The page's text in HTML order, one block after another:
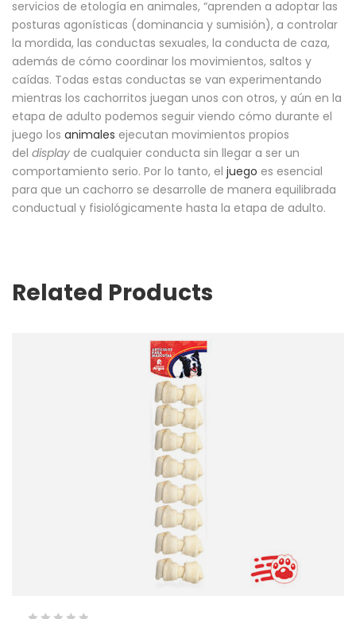
servicios de etología en animales, “aprenden a adoptar las
posturas agonísticas (dominancia y sumisión), a controlar
la mordida, las conductas sexuales, la conducta de caza,
además de cómo coordinar los movimientos, saltos y
caídas. Todas estas conductas se van experimentando
mientras los cachorritos juegan unos con otros, y aún en la
etapa de adulto podemos seguir viendo cómo durante el
juego los animales ejecutan movimientos propios
del display de cualquier conducta sin llegar a ser un
comportamiento serio. Por lo tanto, el juego es esencial
para que un cachorro se desarrolle de manera equilibrada
conductual y fisiológicamente hasta la etapa de adulto.
Related Products